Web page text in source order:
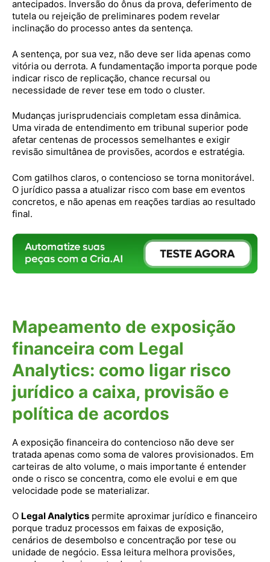
antecipados. Inversão do ônus da prova, deferimento de
tutela ou rejeição de preliminares podem revelar
inclinação do processo antes da sentença.
A sentença, por sua vez, não deve ser lida apenas como
vitória ou derrota. A fundamentação importa porque pode
indicar risco de replicação, chance recursal ou
necessidade de rever tese em todo o cluster.
Mudanças jurisprudenciais completam essa dinâmica.
Uma virada de entendimento em tribunal superior pode
afetar centenas de processos semelhantes e exigir
revisão simultânea de provisões, acordos e estratégia.
Com gatilhos claros, o contencioso se torna monitorável.
O jurídico passa a atualizar risco com base em eventos
concretos, e não apenas em reações tardias ao resultado
final.
Mapeamento de exposição
financeira com Legal
Analytics: como ligar risco
jurídico a caixa, provisão e
política de acordos
A exposição financeira do contencioso não deve ser
tratada apenas como soma de valores provisionados. Em
carteiras de alto volume, o mais importante é entender
onde o risco se concentra, como ele evolui e em que
velocidade pode se materializar.
O Legal Analytics permite aproximar jurídico e financeiro
porque traduz processos em faixas de exposição,
cenários de desembolso e concentração por tese ou
unidade de negócio. Essa leitura melhora provisões,